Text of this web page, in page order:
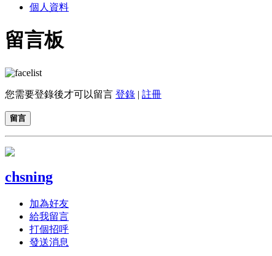
個人資料
留言板
您需要登錄後才可以留言 登錄 | 註冊
留言
chsning
加為好友
給我留言
打個招呼
發送消息